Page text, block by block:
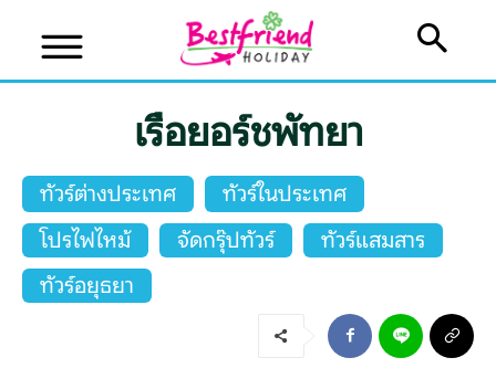
บริษัทเบสเฟรนด์ ฮอลิเดย์
เส้นทางที่ต้องการ
เรือยอร์ชพัทยา
ทัวร์ต่างประเทศ
ทัวร์ในประเทศ
โปรไฟไหม้
จัดกรุ๊ปทัวร์
ทัวร์แสมสาร
ทัวร์อยุธยา